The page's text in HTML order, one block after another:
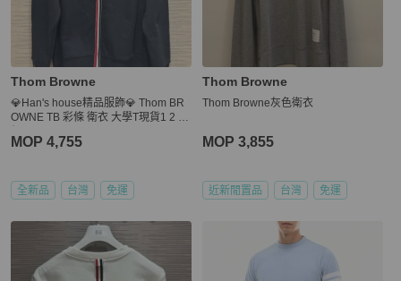
Thom Browne
💎Han's house精品服飾💎 Thom BR
OWNE TB 彩條 衛衣 大學T現貨1 2 原
MOP 4,755
全新品 台灣 免運
Thom Browne
Thom Browne灰色衛衣
MOP 3,855
近新閒置品 台灣 免運